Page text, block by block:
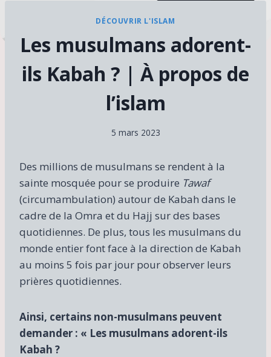
DÉCOUVRIR L'ISLAM
Les musulmans adorent-
ils Kabah ? | À propos de
l’islam
5 mars 2023
Des millions de musulmans se rendent à la
sainte mosquée pour se produire Tawaf
(circumambulation) autour de Kabah dans le
cadre de la Omra et du Hajj sur des bases
quotidiennes. De plus, tous les musulmans du
monde entier font face à la direction de Kabah
au moins 5 fois par jour pour observer leurs
prières quotidiennes.
Ainsi, certains non-musulmans peuvent
demander : « Les musulmans adorent-ils
Kabah ?